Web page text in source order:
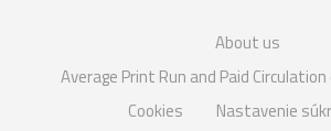
About us
Average Print Run and Paid
Cookies
Nastavenie